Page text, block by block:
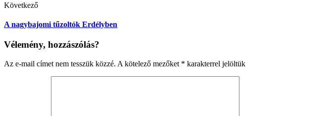
Következő
A nagybajomi tűzoltók Erdélyben
Vélemény, hozzászólás?
Az e-mail címet nem tesszük közzé. A kötelező mezőket * karakterrel jelöltük